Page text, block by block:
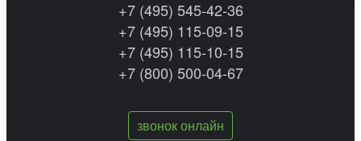
+7 (495) 545-42-36
+7 (495) 115-09-15
+7 (495) 115-10-15
+7 (800) 500-04-67
звонок онлайн